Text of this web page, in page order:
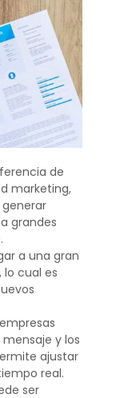
de
marketing,
grandes
a una gran
lo cual es
y los
ajustar
real.
ser